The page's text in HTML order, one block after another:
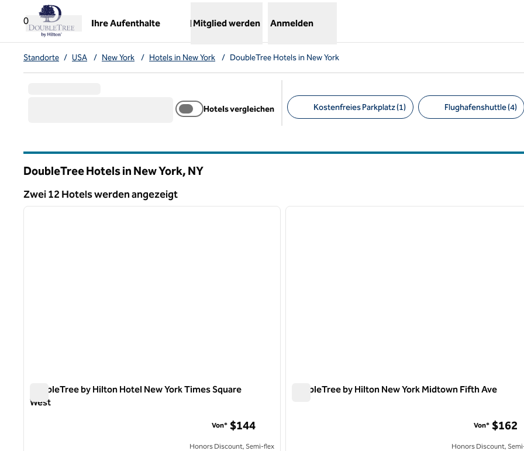
Weiter zum Inhalt
0
Ihre Aufenthalte Mitglied werden Anmelden
Standorte / USA / New York / Hotels in New York / DoubleTree Hotels in New York
Hotels vergleichen Kostenfreies Parkplatz (1) Flughafenshuttle (4)
DoubleTree Hotels in New York, NY
Zwei 12 Hotels werden angezeigt
Zwei 12 Hotels werden angezeigt
1 von 12
nächstes Bild
DoubleTree by Hilton Hotel New York Times Square
West
Von* $144
Honors Discount, Semi-flex
1 von 10
DoubleTree by Hilton New York Midtown Fifth Ave
Von* $162
Honors Discount,